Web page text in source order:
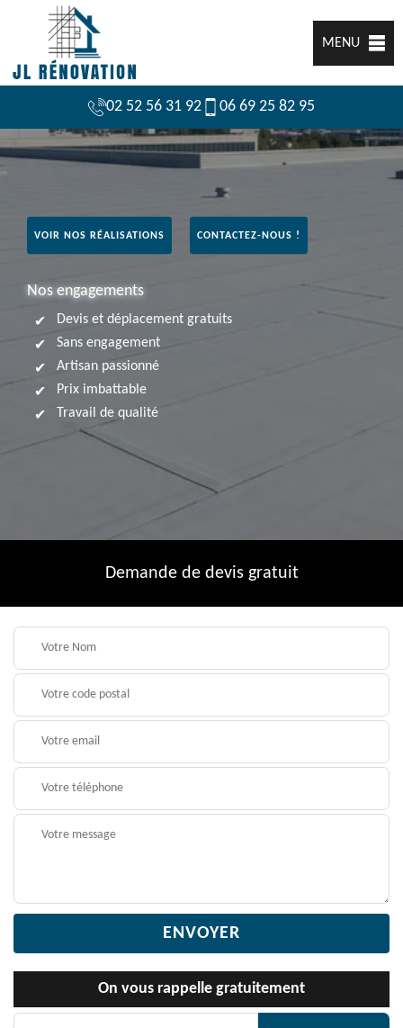
MENU
02 52 56 31 92 06 69 25 82 95
VOIR NOS RÉALISATIONS CONTACTEZ-NOUS !
Nos engagements
Devis et déplacement gratuits
Sans engagement
Artisan passionné
Prix imbattable
Travail de qualité
Demande de devis gratuit
On vous rappelle gratuitement